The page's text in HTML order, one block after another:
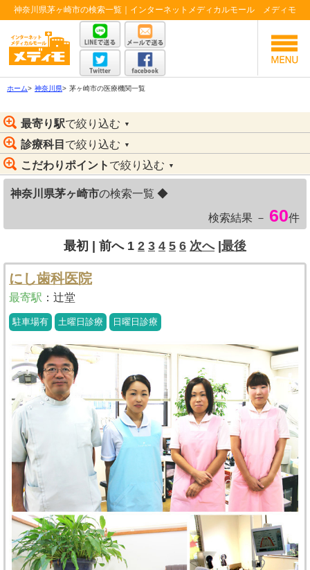
神奈川県茅ヶ崎市の検索一覧｜インターネットメディカルモール メディモ
ホーム> 神奈川県> 茅ヶ崎市の医療機関一覧
最寄り駅で絞り込む ▼
診療科目 で絞り込む ▼
こだわりポイント で絞り込む ▼
神奈川県茅ヶ崎市の検索一覧 ◆
検索結果 － 60件
最初 | 前へ 1 2 3 4 5 6 次へ|最後
にし歯科医院
最寄駅 ： 辻堂
駐車場有 土曜日診療 日曜日診療